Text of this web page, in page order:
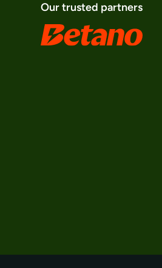
Our trusted partners